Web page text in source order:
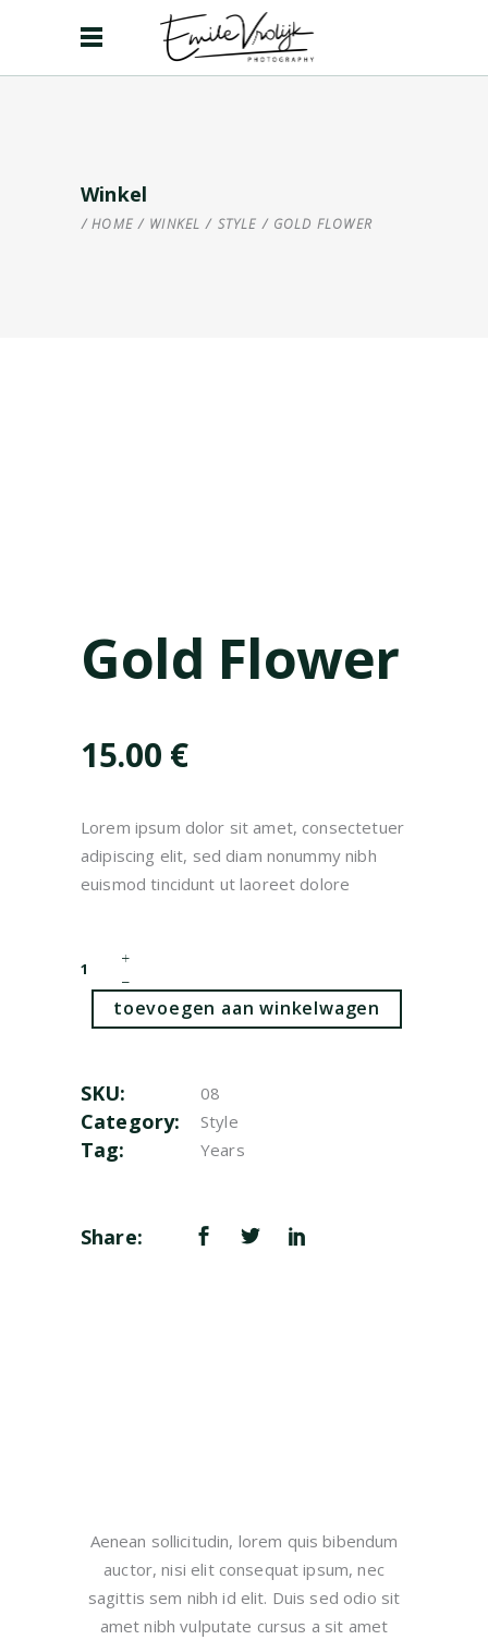
Winkel
HOME / WINKEL / STYLE / GOLD FLOWER
Gold Flower
€
15.00
Lorem ipsum dolor sit amet, consectetuer
adipiscing elit, sed diam nonummy nibh
euismod tincidunt ut laoreet dolore
Quantity
toevoegen aan winkelwagen
SKU: 08
Category: Style
Tag: Years
Share:
Aenean sollicitudin, lorem quis bibendum
auctor, nisi elit consequat ipsum, nec
sagittis sem nibh id elit. Duis sed odio sit
amet nibh vulputate cursus a sit amet